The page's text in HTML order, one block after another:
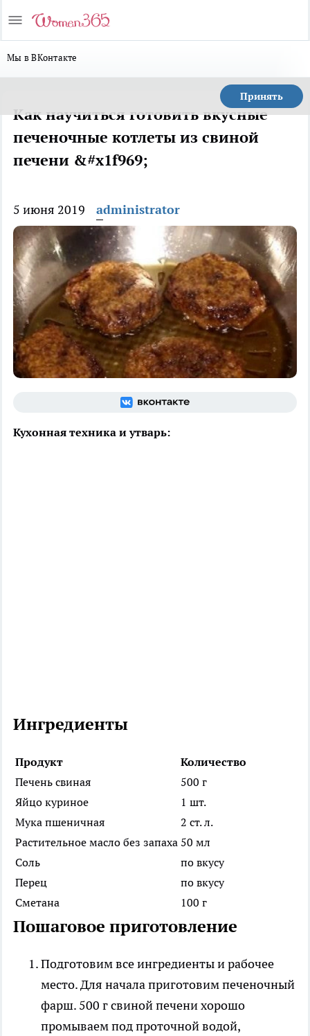
Мы в ВКонтакте
Принять
Как научиться готовить вкусные
печеночные котлеты из свиной
печени &#x1f969;
5 июня 2019 administrator
Кухонная техника и утварь:
Ингредиенты
Продукт
Количество
Печень свиная
500 г
Яйцо куриное
1 шт.
Мука пшеничная
2 ст. л.
Растительное масло без запаха 50 мл
Соль
по вкусу
Перец
по вкусу
Сметана
100 г
Пошаговое приготовление
Подготовим все ингредиенты и рабочее
место. Для начала приготовим печеночный
фарш. 500 г свиной печени хорошо
промываем под проточной водой,